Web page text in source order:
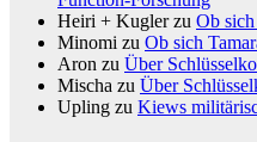
Heiri + Kuglerzu Ob
Minomi zu Ob sich
Aron zu Über
Mischa zu Über
Upling zu Kiews